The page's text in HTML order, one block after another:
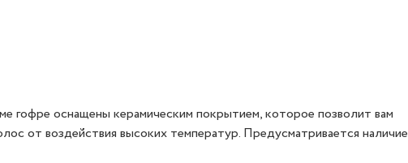
гофре оснащены керамическим покрытием, которое позволит вам
от воздействия высоких температур. Предусматривается наличие